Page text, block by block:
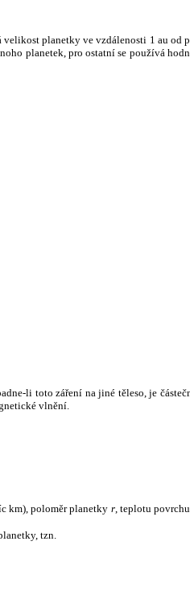
planetky ve vzdálenosti 1 au od
planetek, pro ostatní se používá
li toto záření na jiné těleso, je
vlnění.
km), poloměr planetky r, teplotu
tzn.